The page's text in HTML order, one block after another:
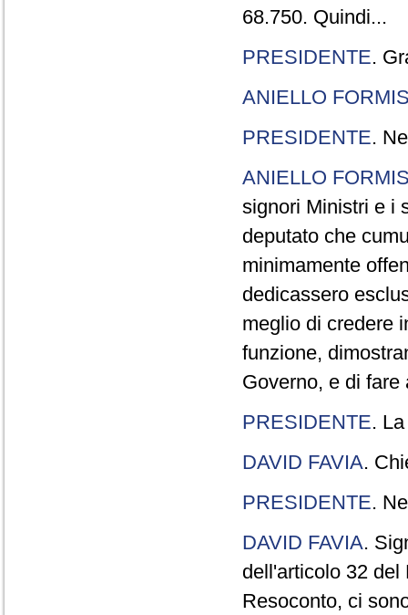
68.750. Quindi...
PRESIDENTE.
ANIELLO
PRESIDENTE.
ANIELLO
signori Ministri e i
deputato che
minimamente
dedicassero
meglio di credere
funzione,
Governo, e di
PRESIDENTE.
DAVID FAVIA.
PRESIDENTE.
DAVID FAVIA.
dell'articolo 32 del
Resoconto, ci